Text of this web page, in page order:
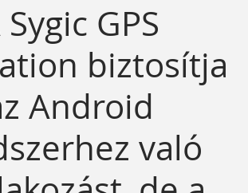
GPS
biztosítja
Android
való